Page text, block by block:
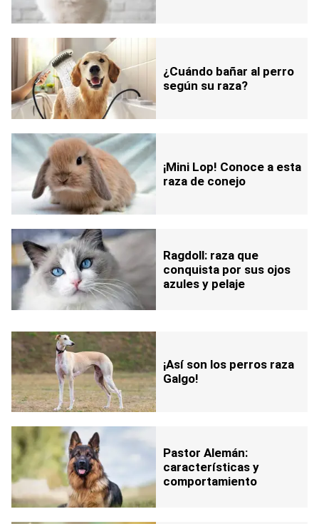
¿Cuándo bañar al perro
según su raza?
¡Mini Lop! Conoce a esta
raza de conejo
Ragdoll: raza que
conquista por sus ojos
azules y pelaje
¡Así son los perros raza
Galgo!
Pastor Alemán:
características y
comportamiento